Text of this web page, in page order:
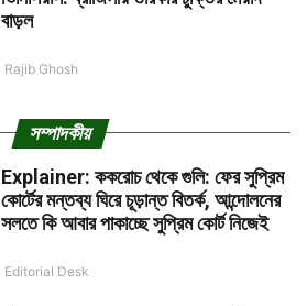
বাড়ল
Rajib Ghosh
সম্পাদকীয়
Explainer: ককরোচ থেকে গুলি: ফের সুপ্রিম
কোর্টের মন্তব্য ঘিরে চূড়ান্ত বিতর্ক, আন্দোলনের
সলতে কি আবার পাকাচ্ছে সুপ্রিম কোর্ট নিজেই
Editorial Desk